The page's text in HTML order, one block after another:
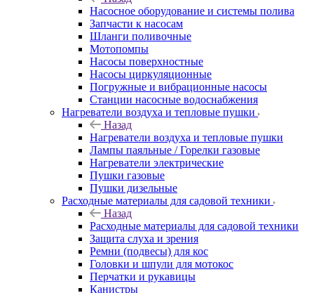
Насосное оборудование и системы полива
Запчасти к насосам
Шланги поливочные
Мотопомпы
Насосы поверхностные
Насосы циркуляционные
Погружные и вибрационные насосы
Станции насосные водоснабжения
Нагреватели воздуха и тепловые пушки
Назад
Нагреватели воздуха и тепловые пушки
Лампы паяльные / Горелки газовые
Нагреватели электрические
Пушки газовые
Пушки дизельные
Расходные материалы для садовой техники
Назад
Расходные материалы для садовой техники
Защита слуха и зрения
Ремни (подвесы) для кос
Головки и шпули для мотокос
Перчатки и рукавицы
Канистры